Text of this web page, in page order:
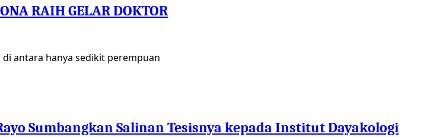
RAIH GELAR DOKTOR
di antara hanya sedikit perempuan
Sumbangkan Salinan Tesisnya kepada Institut Dayakologi